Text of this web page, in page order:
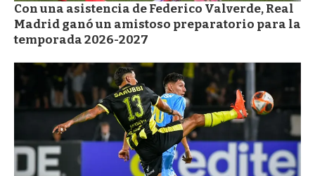
Con una asistencia de Federico Valverde, Real
Madrid ganó un amistoso preparatorio para la
temporada 2026-2027